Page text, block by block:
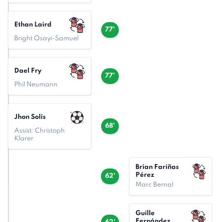
77'
Ethan Laird
Bright Osayi-Samuel
77'
Dael Fry
Phil Neumann
68'
Jhon Solís
Assist: Christoph
Klarer
62'
Brian Fariñas
Pérez
Marc Bernal
Guille